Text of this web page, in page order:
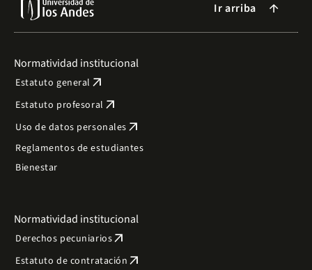
Ir arriba arrow_forward
Normatividad institucional
Estatuto general arrow_outward
Estatuto profesoral arrow_outward
Uso de datos personales arrow_outward
Reglamentos de estudiantes
Bienestar
Normatividad institucional
Derechos pecuniariosarrow_outward
Estatuto de contratación arrow_outward